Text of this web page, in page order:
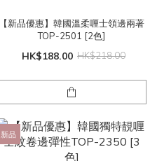
【新品優惠】韓國溫柔喱士領邊兩著
TOP-2501 [2色]
HK$188.00 HK$218.00
新品